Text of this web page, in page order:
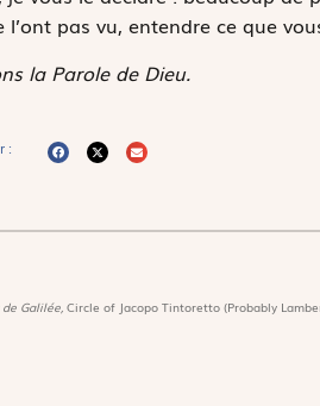
l’ont pas vu, entendre ce que
la Parole de Dieu.
:
Galilée, Circle of Jacopo Tintoretto (Probably